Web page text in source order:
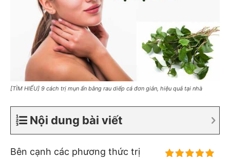
[TÌM HIỂU] 9 cách trị mụn ẩn bằng rau diếp cá đơn giản, hiệu quả tại nhà
Nội dung bài viết
Bên cạnh các phương thức trị